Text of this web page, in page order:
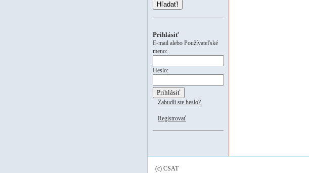
Hľadať!
Prihlásiť
E-mail alebo Používateľské
meno:
Heslo:
Zabudli ste heslo?
Registrovať
(c) CSAT